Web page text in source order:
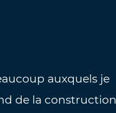
auxquels je
de la construction